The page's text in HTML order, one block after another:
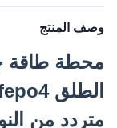
وصف المنتج
محطة طاقة